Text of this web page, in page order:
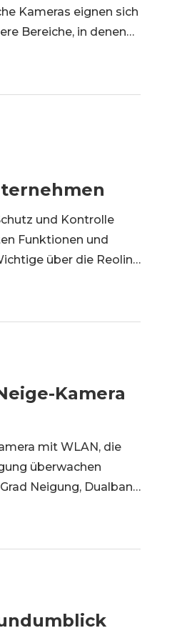
Kameras eignen sich
Bereiche, in denen
und Kontrolle
Funktionen und
über die Reolink
Kamera
mit WLAN, die
überwachen
Neigung, Dualband